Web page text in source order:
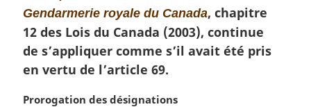
i
n
a
l
e
Gendarmerie royale du Canada, chapitre
12 des Lois du Canada (2003), continue
de s’appliquer comme s’il avait été pris
en vertu de l’article 69.
N
Prorogation des désignations